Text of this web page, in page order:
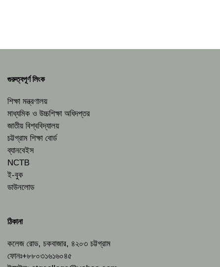
গুরুত্বপূর্ণ লিংক
শিক্ষা মন্ত্রণালয়
মাধ্যমিক ও উচ্চশিক্ষা অধিদপ্তর
জাতীয় বিশ্ববিদ্যালয়
চট্টগ্রাম শিক্ষা বোর্ড
ব্যানবেইস
NCTB
ই-বুক
ডাউনলোড
ঠিকানা
কলেজ রোড, চকবাজার, ৪২০৩ চট্টগ্রাম
ফোনঃ+৮৮০৩১৬১৬০৪৫